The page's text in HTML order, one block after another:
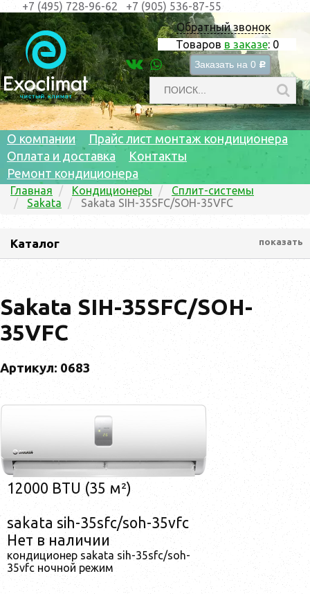
Обратный звонок
Товаров в заказе: 0
Заказать на 0 c
+7 (495) 728-96-62 +7 (905) 536-87-55
О компании
Прайс лист монтаж кондиционера
Оплата и доставка
Контакты
Ремонт кондиционера
Главная Кондиционеры
Сплит-системы
Sakata
Sakata SIH-35SFC/SOH-35VFC
Каталог показать
Sakata SIH-35SFC/SOH-
35VFC
Артикул: 0683
12000 BTU (35 м²)
sakata sih-35sfc/soh-35vfc
Нет в наличии
кондиционер sakata sih-35sfc/soh-
35vfc ночной режим